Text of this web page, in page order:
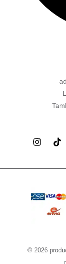
© 2026